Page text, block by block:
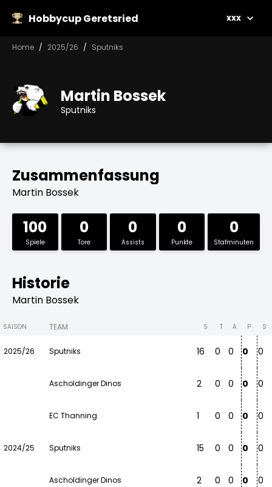
Hobbycup Geretsried xxx
Home 2025/26 Sputniks
Martin Bossek
Sputniks
Zusammenfassung
Martin Bossek
100
Spiele
0
Tore
0
Assists
0
Punkte
0
Stafminuten
Historie
Martin Bossek
SAISON TEAM S T A P S
2025/26 Sputniks 16 0 0 0 0
Ascholdinger Dinos 2 0 0 0 0
EC Thanning 1 0 0 0 0
2024/25 Sputniks 15 0 0 0 0
Ascholdinger Dinos 2 0 0 0 0